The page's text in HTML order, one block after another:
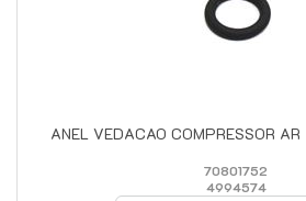
ANEL VEDACAO COMPRESSOR AR
70801752
4994574